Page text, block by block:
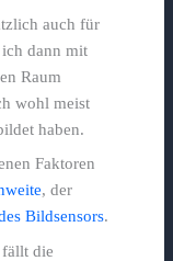
auch für
ich dann mit
Raum
wohl meist
haben.
Faktoren
, der
Bildsensors.
fällt die